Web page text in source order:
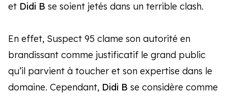
et Didi B se soient jetés dans un terrible clash.
En effet, Suspect 95 clame son autorité en
brandissant comme justificatif le grand public
qu’il parvient à toucher et son expertise dans le
domaine. Cependant, Didi B se considère comme